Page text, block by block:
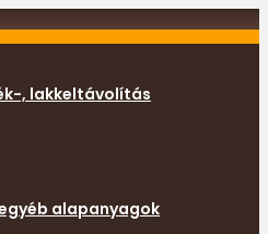
, lakkeltávolítás
alapanyagok